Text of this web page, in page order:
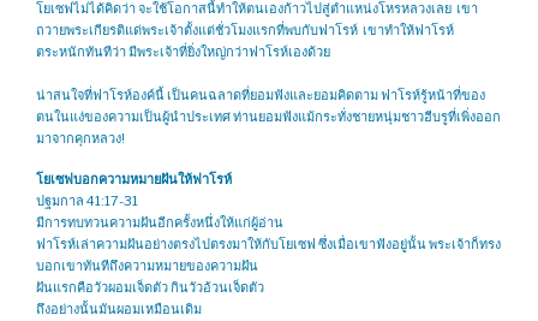
โยเซฟไม่ได้คิดว่า จะใช้โอกาสนี้ทำให้ตนเองก้าวไปสู่ตำแหน่งโหรหลวงเลย เขา
ถวายพระเกียรติแด่พระเจ้าตั้งแต่ชั่วโมงแรกที่พบกับฟาโรห์ เขาทำให้ฟาโรห์
ตระหนักทันทีว่า มีพระเจ้าที่ยิ่งใหญ่กว่าฟาโรห์เองด้วย
น่าสนใจที่ฟาโรห์องค์นี้ เป็นคนฉลาดที่ยอมฟังและยอมคิดตาม ฟาโรห์รู้หน้าที่ของ
ตนในแง่ของความเป็นผู้นำประเทศ ท่านยอมฟังแม้กระทั่งชายหนุ่มชาวฮีบรูที่เพิ่งออก
มาจากคุกหลวง!
โยเซฟบอกความหมายฝันให้ฟาโรห์
ปฐมกาล 41:17-31
มีการทบทวนความฝันอีกครั้งหนึ่งให้แก่ผู้อ่าน
ฟาโรห์เล่าความฝันอย่างตรงไปตรงมาให้กับโยเซฟ ซึ่งเมื่อเขาฟังอยู่นั้น พระเจ้าก็ทรง
บอกเขาทันทีถึงความหมายของความฝัน
ฝันแรกคือวัวผอมเจ็ดตัว กินวัวอ้วนเจ็ดตัว
ถึงอย่างนั้นมันผอมเหมือนเดิม